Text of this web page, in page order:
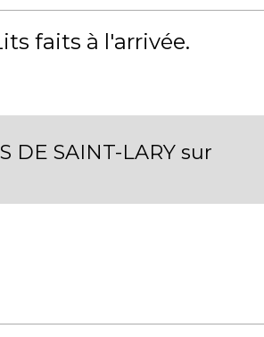
faits à l'arrivée
DE SAINT-LARY sur